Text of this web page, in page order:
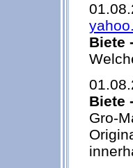
Biete
Biete
Gro-